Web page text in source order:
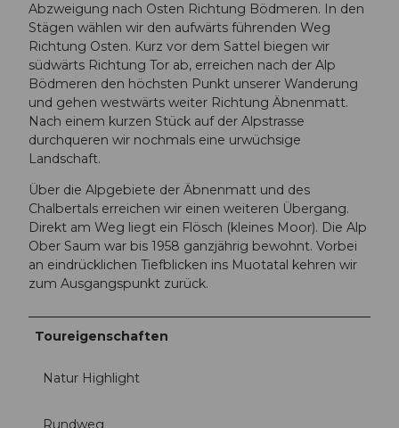
Abzweigung nach Osten Richtung Bödmeren. In den
Stägen wählen wir den aufwärts führenden Weg
Richtung Osten. Kurz vor dem Sattel biegen wir
südwärts Richtung Tor ab, erreichen nach der Alp
Bödmeren den höchsten Punkt unserer Wanderung
und gehen westwärts weiter Richtung Äbnenmatt.
Nach einem kurzen Stück auf der Alpstrasse
durchqueren wir nochmals eine urwüchsige
Landschaft.
Über die Alpgebiete der Äbnenmatt und des
Chalbertals erreichen wir einen weiteren Übergang.
Direkt am Weg liegt ein Flösch (kleines Moor). Die Alp
Ober Saum war bis 1958 ganzjährig bewohnt. Vorbei
an eindrücklichen Tiefblicken ins Muotatal kehren wir
zum Ausgangspunkt zurück.
Toureigenschaften
Natur Highlight
Rundweg